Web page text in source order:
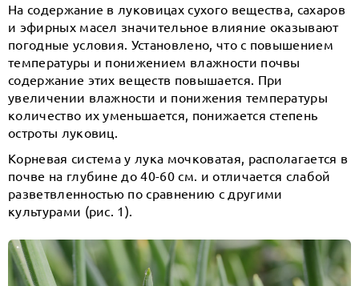
На содержание в луковицах сухого вещества, сахаров
и эфирных масел значительное влияние оказывают
погодные условия. Установлено, что с повышением
температуры и понижением влажности почвы
содержание этих веществ повышается. При
увеличении влажности и понижения температуры
количество их уменьшается, понижается степень
остроты луковиц.
Корневая система у лука мочковатая, располагается в
почве на глубине до 40-60 см. и отличается слабой
разветвленностью по сравнению с другими
культурами (рис. 1).